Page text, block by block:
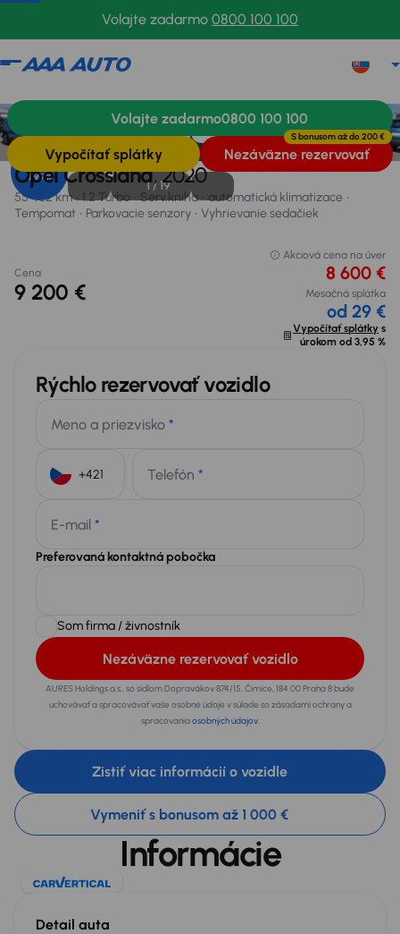
Volajte zadarmo 0800 100 100
3,95 %
1 / 19
Opel Crossland, 2020
55 402 km 1.2 Turbo Serv.kniha
automatická klimatizace
Tempomat
Parkovacie senzory Vyhrievanie sedačiek
Cena
9 200 €
Akciová cena na úver
8 600 €
Mesačná splátka
od 29 €
Vypočítať splátky s
úrokom od 3,95 %
Rýchlo rezervovať vozidlo
Meno a priezvisko *
Telefón *
E-mail *
Preferovaná kontaktná pobočka
Som firma / živnostník
Nezáväzne rezervovať vozidlo
AURES Holdings a.s., so sídlom Dopravákov 874/15, Čimice, 184 00 Praha 8 bude
uchovávať a spracovávať vaše osobné údaje v súlade so zásadami ochrany a
spracovaniaosobných údajov.
Zistiť viac informácií o vozidle
Vymeniť s bonusom až 1 000 €
VýbavaVýhody vozidlaFinancovanie
Volajte zadarmo0800 100 100
Vypočítať splátky Nezáväzne rezervovať
S bonusom až do200 €
Informácie
Detail auta